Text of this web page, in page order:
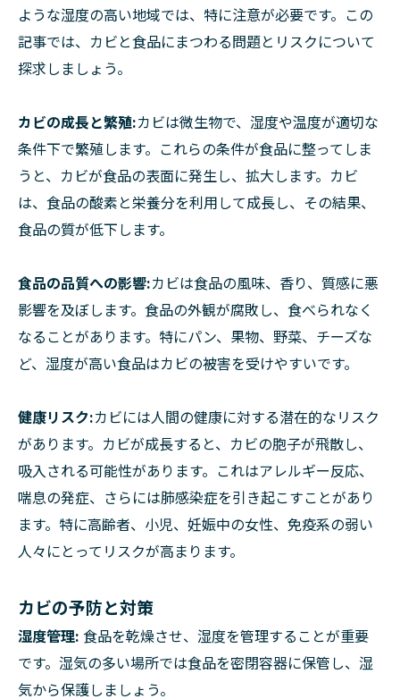
ような湿度の高い地域では、特に注意が必要です。この
記事では、カビと食品にまつわる問題とリスクについて
探求しましょう。
カビの成長と繁殖:カビは微生物で、湿度や温度が適切な
条件下で繁殖します。これらの条件が食品に整ってしま
うと、カビが食品の表面に発生し、拡大します。カビ
は、食品の酸素と栄養分を利用して成長し、その結果、
食品の質が低下します。
食品の品質への影響:カビは食品の風味、香り、質感に悪
影響を及ぼします。食品の外観が腐敗し、食べられなく
なることがあります。特にパン、果物、野菜、チーズな
ど、湿度が高い食品はカビの被害を受けやすいです。
健康リスク:カビには人間の健康に対する潜在的なリスク
があります。カビが成長すると、カビの胞子が飛散し、
吸入される可能性があります。これはアレルギー反応、
喘息の発症、さらには肺感染症を引き起こすことがあり
ます。特に高齢者、小児、妊娠中の女性、免疫系の弱い
人々にとってリスクが高まります。
カビの予防と対策
湿度管理: 食品を乾燥させ、湿度を管理することが重要
です。湿気の多い場所では食品を密閉容器に保管し、湿
気から保護しましょう。